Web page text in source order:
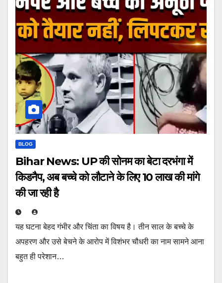
BLOG
Bihar News: UP की सोनम का बेटा दरभंगा में
किडनैप, अब बच्चे को लौटाने के लिए 10 लाख की मांगे
की जा रही है
यह घटना बेहद गंभीर और चिंता का विषय है। तीन साल के बच्चे के
अपहरण और उसे बेचने के आरोप में विशंभर चौधरी का नाम सामने आना
बहुत ही परेशान…